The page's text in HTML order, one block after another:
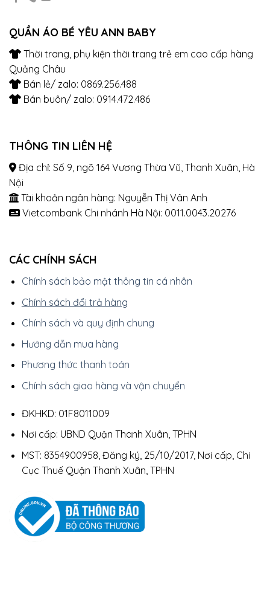
QUẦN ÁO BÉ YÊU ANN BABY
Thời trang, phụ kiện thời trang trẻ em cao cấp hàng
Quảng Châu
Bán lẻ/ zalo: 0869.256.488
Bán buôn/ zalo: 0914.472.486
THÔNG TIN LIÊN HỆ
Địa chỉ: Số 9, ngõ 164 Vương Thừa Vũ, Thanh Xuân, Hà
Nội
Tài khoản ngân hàng: Nguyễn Thị Vân Anh
Vietcombank Chi nhánh Hà Nội: 0011.0043.20276
CÁC CHÍNH SÁCH
Chính sách bảo mật thông tin cá nhân
Chính sách đổi trả hàng
Chính sách và quy định chung
Hướng dẫn mua hàng
Phương thức thanh toán
Chính sách giao hàng và vận chuyển
ĐKHKD: 01F8011009
Nơi cấp: UBND Quận Thanh Xuân, TPHN
MST: 8354900958, Đăng ký, 25/10/2017, Nơi cấp, Chi
Cục Thuế Quận Thanh Xuân, TPHN